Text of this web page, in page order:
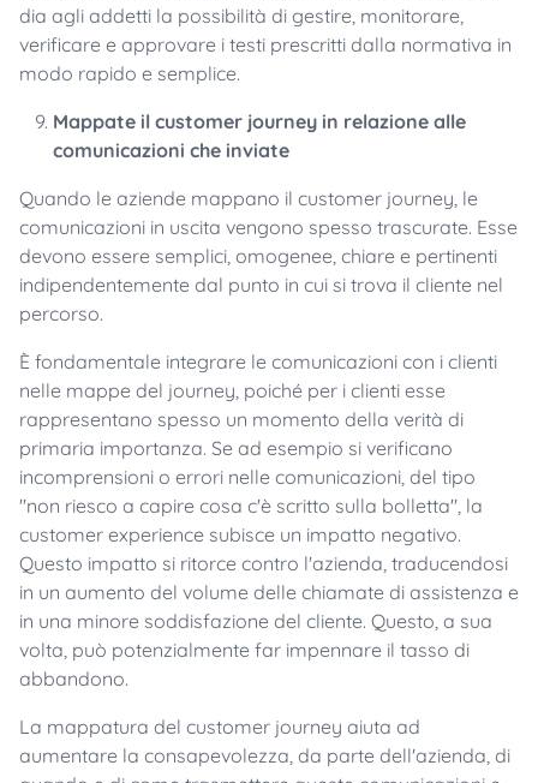
dia agli addetti la possibilità di gestire, monitorare,
verificare e approvare i testi prescritti dalla normativa in
modo rapido e semplice.
Mappate il customer journey in relazione alle
comunicazioni che inviate
Quando le aziende mappano il customer journey, le
comunicazioni in uscita vengono spesso trascurate. Esse
devono essere semplici, omogenee, chiare e pertinenti
indipendentemente dal punto in cui si trova il cliente nel
percorso.
È fondamentale integrare le comunicazioni con i clienti
nelle mappe del journey, poiché per i clienti esse
rappresentano spesso un momento della verità di
primaria importanza. Se ad esempio si verificano
incomprensioni o errori nelle comunicazioni, del tipo
"non riesco a capire cosa c'è scritto sulla bolletta", la
customer experience subisce un impatto negativo.
Questo impatto si ritorce contro l'azienda, traducendosi
in un aumento del volume delle chiamate di assistenza e
in una minore soddisfazione del cliente. Questo, a sua
volta, può potenzialmente far impennare il tasso di
abbandono.
La mappatura del customer journey aiuta ad
aumentare la consapevolezza, da parte dell'azienda, di